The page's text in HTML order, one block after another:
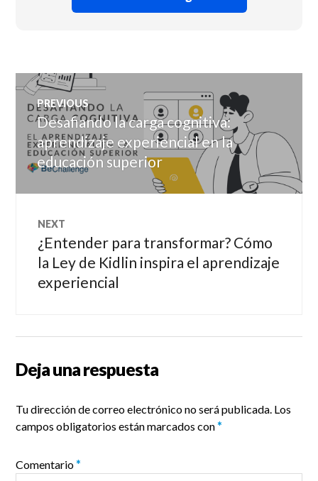
Navegación
de
entradas
PREVIOUS
Previous
post:
Desafiando la carga cognitiva:
aprendizaje experiencial en la
educación superior
NEXT
Next
post:
¿Entender para transformar? Cómo
la Ley de Kidlin inspira el aprendizaje
experiencial
Deja una respuesta
Tu dirección de correo electrónico no será publicada. Los
campos obligatorios están marcados con*
Comentario*